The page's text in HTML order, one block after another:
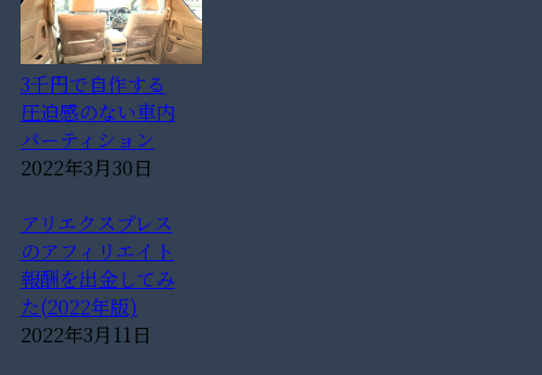
3千円で自作する
圧迫感のない車内
パーティション
2022年3月30日
アリエクスプレス
のアフィリエイト
報酬を出金してみ
た(2022年版)
2022年3月11日